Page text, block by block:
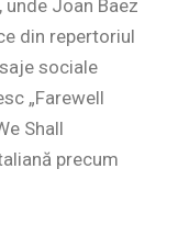
Joan Baez
din repertoriul
sociale
„Farewell
Shall
precum